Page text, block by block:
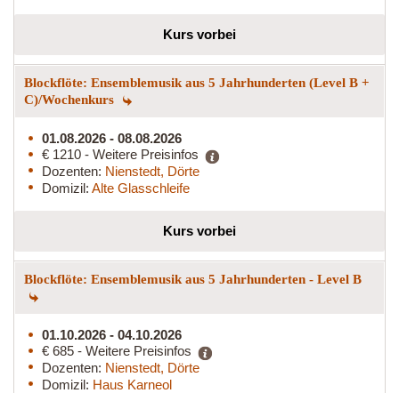
Kurs vorbei
Blockflöte: Ensemblemusik aus 5 Jahrhunderten (Level B +
C)/Wochenkurs
01.08.2026 - 08.08.2026
€ 1210 - Weitere Preisinfos
Dozenten: Nienstedt, Dörte
Domizil: Alte Glasschleife
Kurs vorbei
Blockflöte: Ensemblemusik aus 5 Jahrhunderten - Level B
01.10.2026 - 04.10.2026
€ 685 - Weitere Preisinfos
Dozenten: Nienstedt, Dörte
Domizil: Haus Karneol